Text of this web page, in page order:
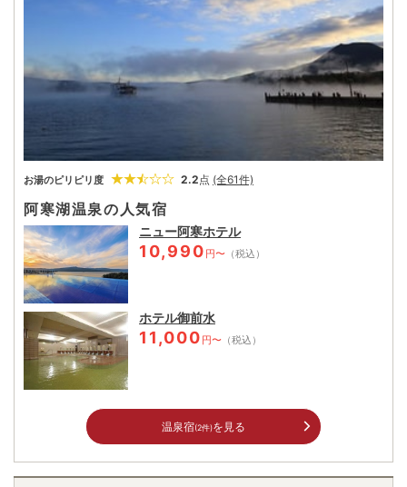
お湯のピリピリ度 2.2点 (全61件)
阿寒湖温泉の人気宿
ニュー阿寒ホテル
10,990 円〜 （税込）
ホテル御前水
11,000 円〜 （税込）
温泉宿(2件)を見る